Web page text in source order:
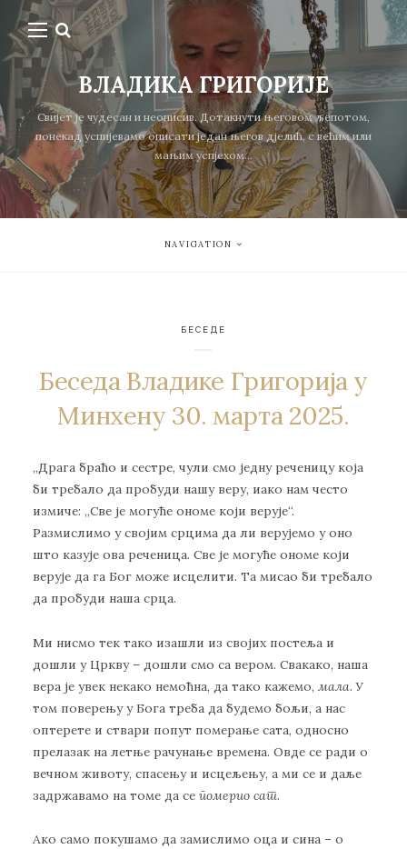
ВЛАДИКА ГРИГОРИЈЕ
Свијет је чудесан и неописив. Дотакнути његовом љепотом,
понекад успијевамо описати један његов дјелић, с већим или
мањим успјехом...
NAVIGATION
БЕСЕДЕ
Беседа Владике Григорија у
Минхену 30. марта 2025.
„Драга браћо и сестре, чули смо једну реченицу која
би требало да пробуди нашу веру, иако нам често
измиче: „Све је могуће ономе који верује“.
Размислимо у својим срцима да ли верујемо у оно
што казује ова реченица. Све је могуће ономе који
верује да га Бог може исцелити. Та мисао би требало
да пробуди наша срца.
Ми нисмо тек тако изашли из својих постеља и
дошли у Цркву – дошли смо са вером. Свакако, наша
вера је увек некако немоћна, да тако кажемо, мала. У
том поверењу у Бога треба да будемо бољи, а нас
оптерете и ствари попут померање сата, односно
прелазак на летње рачунање времена. Овде се ради о
вечном животу, спасењу и исцељењу, а ми се и даље
задржавамо на томе да се померио сат.
Ако само покушамо да замислимо оца и сина – о